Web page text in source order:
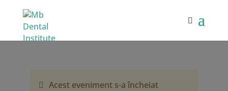
Acest eveniment s-a încheiat